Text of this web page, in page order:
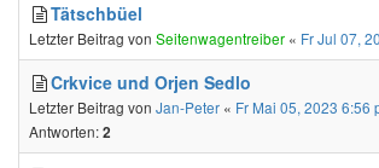
Tätschbüel
Letzter Beitrag von Seitenwagentreiber « Fr Jul 07,
Crkvice und Orjen Sedlo
Letzter Beitrag von Jan-Peter « Fr Mai 05, 2023 6:56
Antworten:2